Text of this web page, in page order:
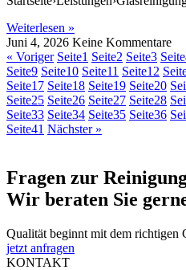
Weiterlesen »
Juni 4, 2026 Keine Kommentare
« Voriger Seite1 Seite2 Seite3 Seite
Seite9 Seite10 Seite11 Seite12
Seite17 Seite18 Seite19 Seite20
Seite25 Seite26 Seite27 Seite28
Seite33 Seite34 Seite35 Seite36
Seite41 Nächster »
Fragen zur
Wir beraten Sie
Qualität beginnt mit dem richtigen
jetzt anfragen
KONTAKT